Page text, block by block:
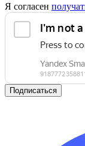
Я согласен